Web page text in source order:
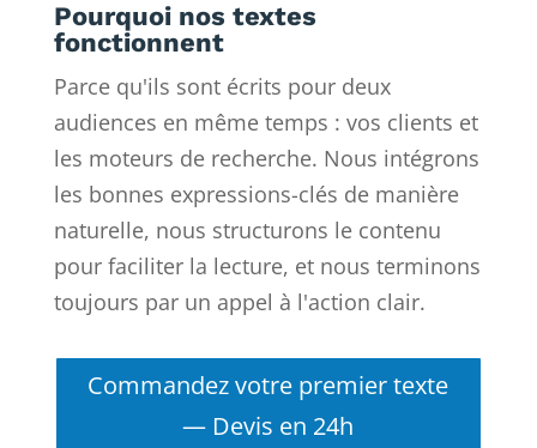
Pourquoi nos textes
fonctionnent
Parce qu'ils sont écrits pour deux
audiences en même temps : vos clients et
les moteurs de recherche. Nous intégrons
les bonnes expressions-clés de manière
naturelle, nous structurons le contenu
pour faciliter la lecture, et nous terminons
toujours par un appel à l'action clair.
Commandez votre premier texte
— Devis en 24h